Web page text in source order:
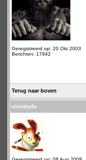
Geregistreerd op: 20 Okt 2003
Berichten: 17942
Terug naar boven
ninodude